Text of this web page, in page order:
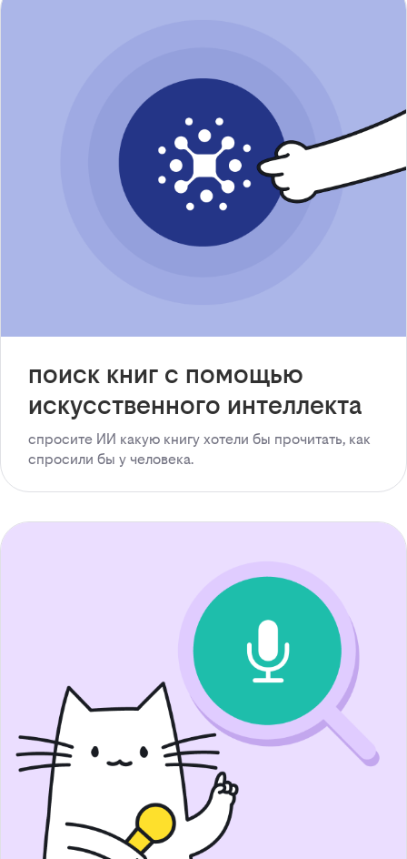
поиск книг с помощью
искусственного интеллекта
спросите ИИ какую книгу хотели бы прочитать, как
спросили бы у человека.